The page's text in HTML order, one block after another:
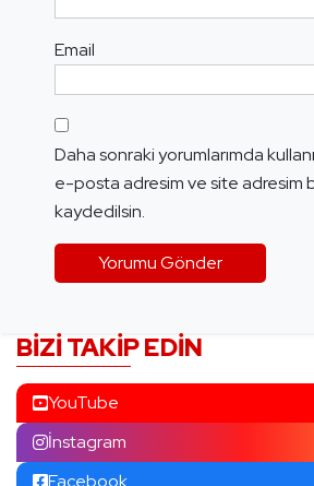
Email
Daha sonraki yorumlarımda
e-posta adresim ve site adresim
kaydedilsin.
BIZI TAKIP EDIN
YouTube
İnstagram